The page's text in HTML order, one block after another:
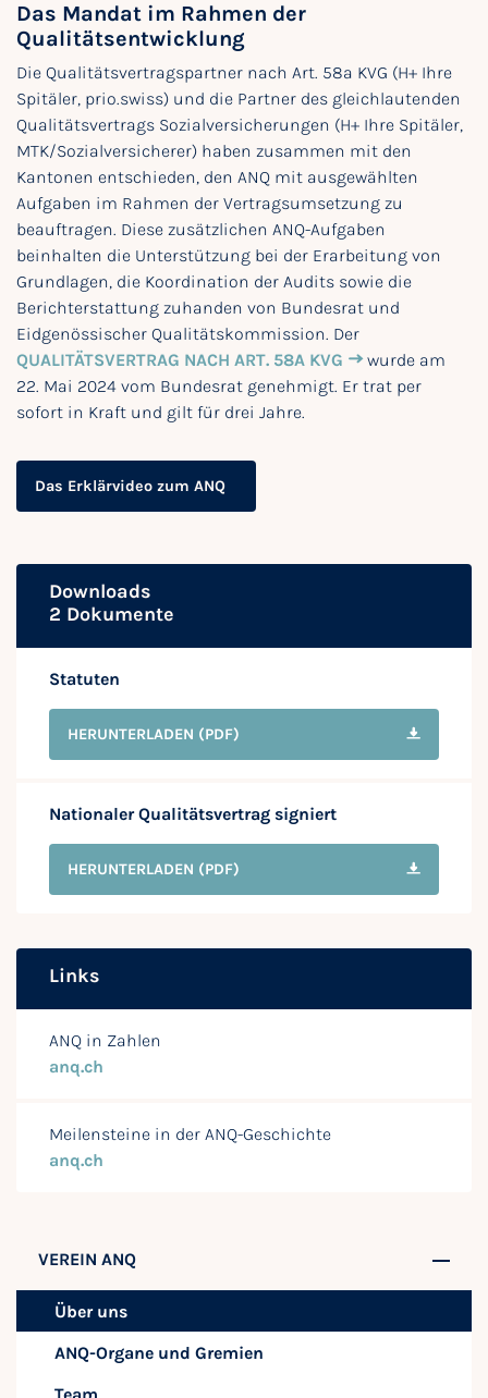
VEREIN ANQ
Über uns
ANQ-Organe und Gremien
Das Mandat im Rahmen der
Qualitätsentwicklung
Die Qualitätsvertragspartner nach Art. 58a KVG (H+ Ihre
Spitäler, prio.swiss) und die Partner des gleichlautenden
Qualitätsvertrags Sozialversicherungen (H+ Ihre Spitäler,
MTK/Sozialversicherer) haben zusammen mit den
Kantonen entschieden, den ANQ mit ausgewählten
Aufgaben im Rahmen der Vertragsumsetzung zu
beauftragen. Diese zusätzlichen ANQ-Aufgaben
beinhalten die Unterstützung bei der Erarbeitung von
Grundlagen, die Koordination der Audits sowie die
Berichterstattung zuhanden von Bundesrat und
Eidgenössischer Qualitätskommission. Der
QUALITÄTSVERTRAG NACH ART. 58A KVG
wurde am
22. Mai 2024 vom Bundesrat genehmigt. Er trat per
sofort in Kraft und gilt für drei Jahre.
Das Erklärvideo zum ANQ
Downloads
2 Dokumente
Statuten
HERUNTERLADEN (PDF)
Nationaler Qualitätsvertrag signiert
HERUNTERLADEN (PDF)
Links
ANQ in Zahlen
anq.ch
Meilensteine in der ANQ-Geschichte
anq.ch